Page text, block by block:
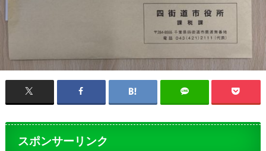
スポンサーリンク